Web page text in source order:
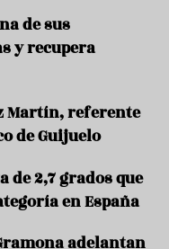
de sus
y recupera
Martín, referente
de Guijuelo
de 2,7 grados que
en España
adelantan